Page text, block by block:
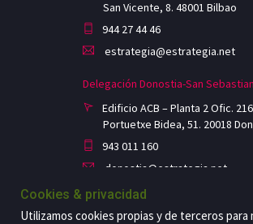
San Vicente, 8. 48001 Bilbao
944 27 44 46
estrategia@estrategia.net
Delegación Donostia-San Sebastian
Edificio ACB – Planta 2 Ofic. 216
Portuetxe Bidea, 51. 20018
943 011 160
donostia@estrategia.net
Cookies & privacidad
Utilizamos cookies propias y de terceros